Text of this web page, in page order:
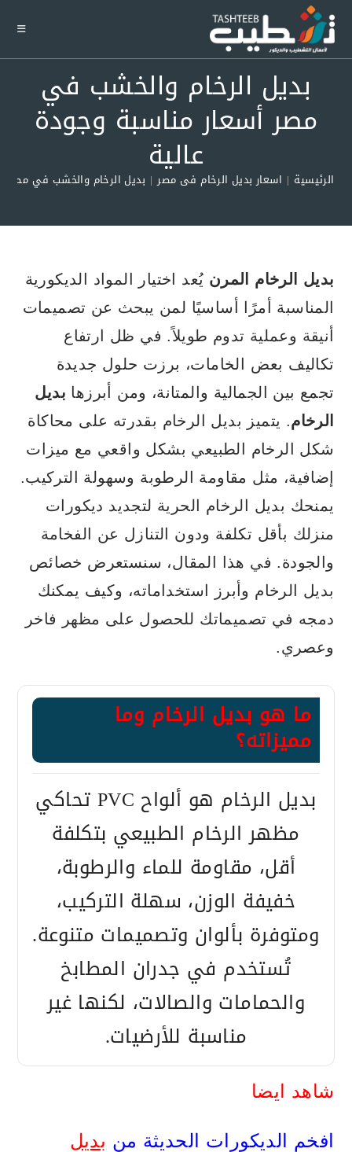
Skip
content
بديل الرخام والخشب في
مصر أسعار مناسبة وجودة
عالية
الرئيسية | اسعار بديل الرخام فى مصر | بديل الرخام والخشب في مصر
بديل الرخام المرن يُعد اختيار المواد الديكورية
المناسبة أمرًا أساسيًا لمن يبحث عن تصميمات
أنيقة وعملية تدوم طويلاً. في ظل ارتفاع
تكاليف بعض الخامات، برزت حلول جديدة
تجمع بين الجمالية والمتانة، ومن أبرزها بديل
الرخام. يتميز بديل الرخام بقدرته على محاكاة
شكل الرخام الطبيعي بشكل واقعي مع ميزات
إضافية، مثل مقاومة الرطوبة وسهولة التركيب.
يمنحك بديل الرخام الحرية لتجديد ديكورات
منزلك بأقل تكلفة ودون التنازل عن الفخامة
والجودة. في هذا المقال، سنستعرض خصائص
بديل الرخام وأبرز استخداماته، وكيف يمكنك
دمجه في تصميماتك للحصول على مظهر فاخر
وعصري.
ما هو بديل الرخام وما
مميزاته؟
بديل الرخام هو ألواح PVC تحاكي
مظهر الرخام الطبيعي بتكلفة
أقل، مقاومة للماء والرطوبة،
خفيفة الوزن، سهلة التركيب،
ومتوفرة بألوان وتصميمات متنوعة.
تُستخدم في جدران المطابخ
والحمامات والصالات، لكنها غير
مناسبة للأرضيات.
شاهد ايضا
افخم الديكورات الحديثة من بديل